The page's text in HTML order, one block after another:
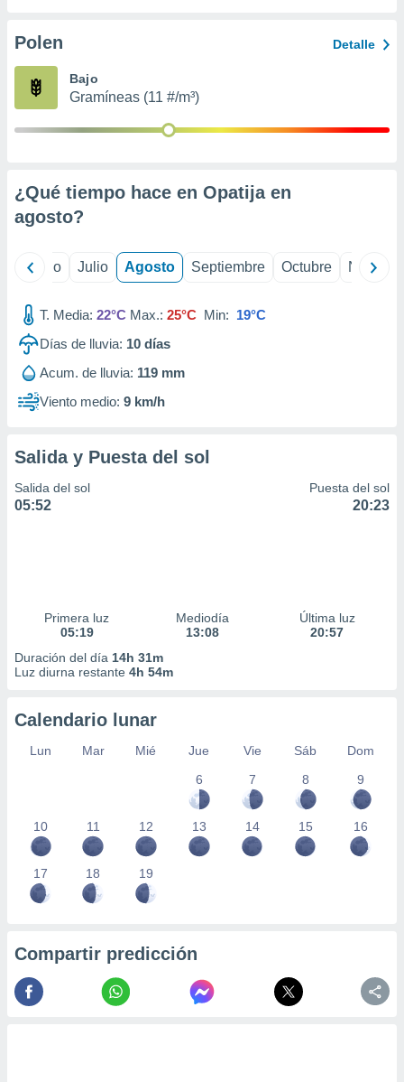
e
mediante
publicidad
publicidad
de
Polen Detalle
Bajo
Gramíneas (11 #/m³)
¿Qué tiempo hace en Opatija en
agosto?
Junio Julio Agosto Septiembre Octubre
T. Media: 22°C Max.: 25°C Min: 19°C
Días de lluvia: 10 días
Acum. de lluvia: 119 mm
Viento medio: 9 km/h
Salida y Puesta del sol
Salida del sol
05:52
Puesta del sol
20:23
Primera luz
05:19
Mediodía
13:08
Última luz
20:57
Duración del día 14h 31m
Luz diurna restante 4h 54m
Calendario lunar
Lun Mar Mié Jue Vie Sáb
Dom
6
7 8 9
10 11 12 13 14 15 16
17 18 19
Compartir predicción